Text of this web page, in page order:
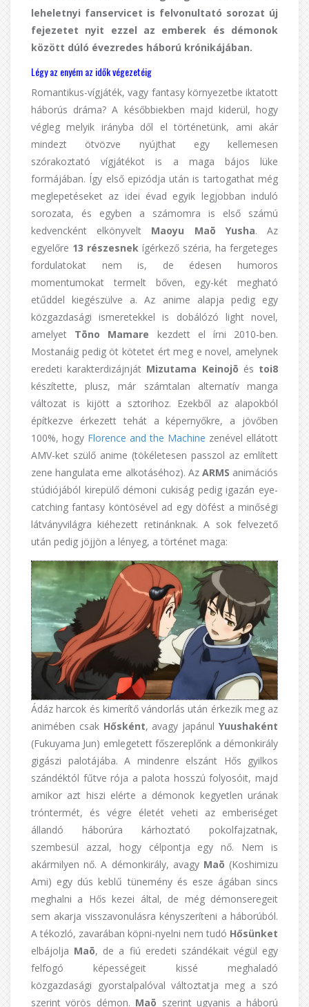
leheletnyi fanservicet is felvonultató sorozat új
fejezetet nyit ezzel az emberek és démonok
között dúló évezredes háború krónikájában.
Légy az enyém az idők végezetéig
Romantikus-vígjáték, vagy fantasy környezetbe iktatott
háborús dráma? A későbbiekben majd kiderül, hogy
végleg melyik irányba dől el történetünk, ami akár
mindezt ötvözve nyújthat egy kellemesen
szórakoztató vígjátékot is a maga bájos lüke
formájában. Így első epizódja után is tartogathat még
meglepetéseket az idei évad egyik legjobban induló
sorozata, és egyben a számomra is első számú
kedvencként elkönyvelt Maoyu Maō Yusha. Az
egyelőre 13 részesnek ígérkező széria, ha fergeteges
fordulatokat nem is, de édesen humoros
momentumokat termelt bőven, egy-két megható
etűddel kiegészülve a. Az anime alapja pedig egy
közgazdasági ismeretekkel is dobálózó light novel,
amelyet Tōno Mamare kezdett el írni 2010-ben.
Mostanáig pedig öt kötetet ért meg e novel, amelynek
eredeti karakterdizájnját Mizutama Keinojō és toi8
készítette, plusz, már számtalan alternatív manga
változat is kijött a sztorihoz. Ezekből az alapokból
építkezve érkezett tehát a képernyőkre, a jövőben
100%, hogy Florence and the Machine zenével ellátott
AMV-ket szülő anime (tökéletesen passzol az említett
zene hangulata eme alkotáséhoz). Az ARMS animációs
stúdiójából kirepülő démoni cukiság pedig igazán eye-
catching fantasy köntösével ad egy döfést a minőségi
látványvilágra kiéhezett retinánknak. A sok felvezető
után pedig jöjjön a lényeg, a történet maga:
Ádáz harcok és kimerítő vándorlás után érkezik meg az
animében csak Hősként, avagy japánulYuushaként
(Fukuyama Jun) emlegetett főszereplőnk a démonkirály
gigászi palotájába. A mindenre elszánt Hős gyilkos
szándéktól fűtve rója a palota hosszú folyosóit, majd
amikor azt hiszi elérte a démonok kegyetlen urának
tróntermét, és végre életét veheti az emberiséget
állandó háborúra kárhoztató pokolfajzatnak,
szembesül azzal, hogy célpontja egy nő. Nem is
akármilyen nő. A démonkirály, avagy Maō (Koshimizu
Ami) egy dús keblű tünemény és esze ágában sincs
meghalni a Hős kezei által, de még démonseregeit
sem akarja visszavonulásra kényszeríteni a háborúból.
A tékozló, zavarában köpni-nyelni nem tudó Hősünket
elbájolja Maō, de a fiú eredeti szándékait végül egy
felfogó képességeit kissé meghaladó
közgazdasági gyorstalpalóval változtatja meg a szó
szerint vörös démon. Maō szerint ugyanis a háború